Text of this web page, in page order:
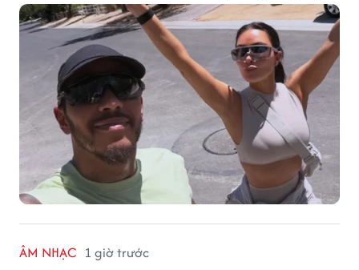
ÂM NHẠC 1 giờ trước